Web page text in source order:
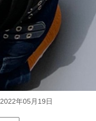
2022年05月19日